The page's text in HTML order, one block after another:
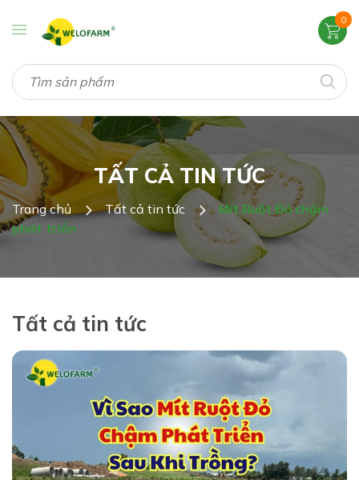
0
TẤT CẢ TIN TỨC
Trang chủ Tất cả tin tức
Mít Ruột Đỏ chậm
phát triển
Tất cả tin tức